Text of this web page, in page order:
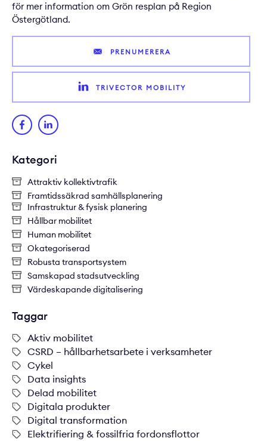
Kategori
Attraktiv kollektivtrafik
Framtidssäkrad samhällsplanering
Infrastruktur & fysisk planering
Hållbar mobilitet
Human mobilitet
Okategoriserad
Robusta transportsystem
Samskapad stadsutveckling
Värdeskapande digitalisering
Taggar
Aktiv mobilitet
CSRD – hållbarhetsarbete i verksamheter
Cykel
Data insights
Delad mobilitet
Digitala produkter
Digital transformation
Elektrifiering & fossilfria fordonsflottor
för mer information om Grön resplan på Region
Östergötland.
PRENUMERERA
TRIVECTOR MOBILITY